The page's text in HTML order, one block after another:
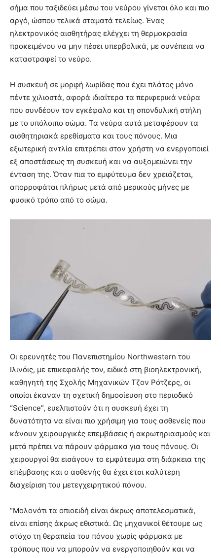
σήμα που ταξιδεύει μέσω του νεύρου γίνεται όλο και πιο
αργό, ώσπου τελικά σταματά τελείως. Ένας
ηλεκτρονικός αισθητήρας ελέγχει τη θερμοκρασία
προκειμένου να μην πέσει υπερβολικά, με συνέπεια να
καταστραφεί το νεύρο.
Η συσκευή σε μορφή λωρίδας που έχει πλάτος μόνο
πέντε χιλιοστά, αφορά ιδιαίτερα τα περιφερικά νεύρα
που συνδέουν τον εγκέφαλο και τη σπονδυλική στήλη
με το υπόλοιπο σώμα. Τα νεύρα αυτά μεταφέρουν τα
αισθητηριακά ερεθίσματα και τους πόνους. Μια
εξωτερική αντλία επιτρέπει στον χρήστη να ενεργοποιεί
εξ αποστάσεως τη συσκευή και να αυξομειώνει την
ένταση της. Όταν πια το εμφύτευμα δεν χρειάζεται,
απορροφάται πλήρως μετά από μερικούς μήνες με
φυσικό τρόπο από το σώμα.
Οι ερευνητές του Πανεπιστημίου Northwestern του
Ιλινόις, με επικεφαλής τον, ειδικό στη βιοηλεκτρονική,
καθηγητή της Σχολής Μηχανικών Τζον Ρότζερς, οι
οποίοι έκαναν τη σχετική δημοσίευση στο περιοδικό
“Science”, ευελπιστούν ότι η συσκευή έχει τη
δυνατότητα να είναι πιο χρήσιμη για τους ασθενείς που
κάνουν χειρουργικές επεμβάσεις ή ακρωτηριασμούς και
μετά πρέπει να πάρουν φάρμακα για τους πόνους. Οι
χειρουργοί θα εισάγουν το εμφύτευμα στη διάρκεια της
επέμβασης και ο ασθενής θα έχει έτσι καλύτερη
διαχείριση του μετεγχειρητικού πόνου.
“Μολονότι τα οπιοειδή είναι άκρως αποτελεσματικά,
είναι επίσης άκρως εθιστικά. Ως μηχανικοί θέτουμε ως
στόχο τη θεραπεία του πόνου χωρίς φάρμακα με
τρόπους που να μπορούν να ενεργοποιηθούν και να